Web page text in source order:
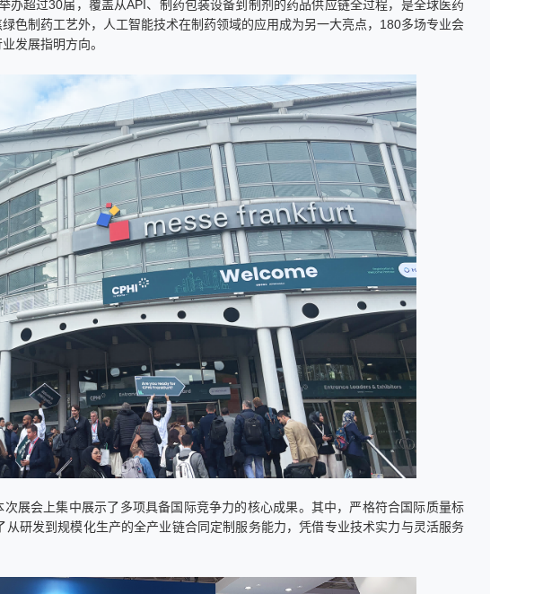
超过30届，覆盖从API、制药包装设备到制剂的药品供应链全过程，是全球医药
色制药工艺外，人工智能技术在制药领域的应用成为另一大亮点，180多场专业会
发展指明方向。
展会上集中展示了多项具备国际竞争力的核心成果。其中，严格符合国际质量标
研发到规模化生产的全产业链合同定制服务能力，凭借专业技术实力与灵活服务